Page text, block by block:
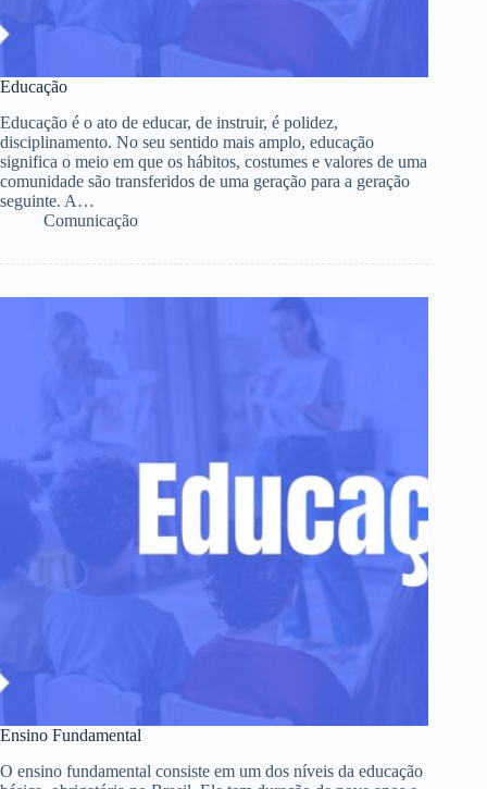
Educação
Educação é o ato de educar, de instruir, é polidez,
disciplinamento. No seu sentido mais amplo, educação
significa o meio em que os hábitos, costumes e valores de uma
comunidade são transferidos de uma geração para a geração
seguinte. A…
Comunicação
Ensino Fundamental
O ensino fundamental consiste em um dos níveis da educação